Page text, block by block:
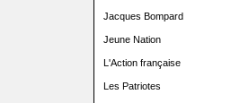
Jacques Bompard
Jeune Nation
L'Action française
Les Patriotes